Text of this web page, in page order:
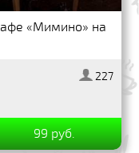
«Мимино» на
227
99 руб.